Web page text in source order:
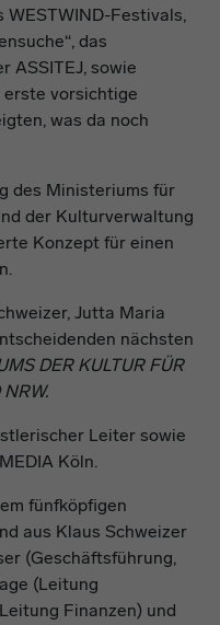
Festivals,
das
ASSITEJ, sowie
erste vorsichtige
was da noch
des Ministeriums für
der Kulturverwaltung
Konzept für einen
Jutta Maria
nächsten
DER KULTUR FÜR
Leiter sowie
Köln.
fünfköpfigen
aus Klaus Schweizer
(Geschäftsführung,
(Leitung
Finanzen) und